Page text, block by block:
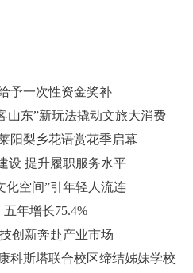
予一次性资金奖补
山东”新玩法撬动文旅大消费
阳梨乡花语赏花季启幕
设 提升履职服务水平
化空间”引年轻人流连
年增长75.4%
创新奔赴产业市场
科斯塔联合校区缔结姊妹学校